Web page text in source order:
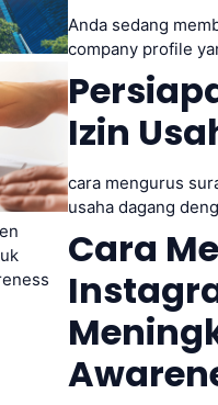
Anda sedang
company profile
Izin
cara mengurus
usaha dagang
Cara